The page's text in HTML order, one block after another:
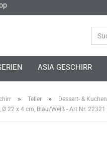
ASIA GESCHIRR
» Teller » Dessert- &
Ø 22 x 4 cm, Blau/Weiß - Art Nr. 22321